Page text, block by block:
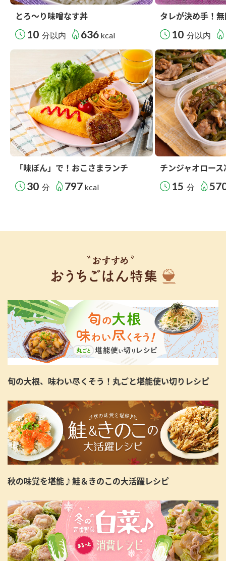
とろ～り味噌なす丼
10 分以内 636 kcal
タレが決め手！
10 分以内
「味ぽん」で！おこさまランチ
30 分 797 kcal
チンジャオロー
15 分
旬の大根、味わい尽くそう！丸ごと堪能使い切りレシピ
秋の味覚を堪能♪鮭＆きのこの大活躍レシピ